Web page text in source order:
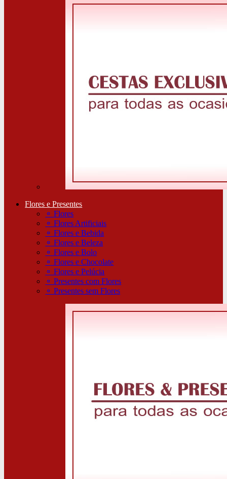
Flores e Presentes
⚬Flores
⚬Flores Artificiais
⚬Flores e Bebida
⚬Flores e Beleza
⚬Flores e Bolo
⚬Flores e Chocolate
⚬Flores e Pelúcia
⚬Presentes com Flores
⚬Presentes sem Flores